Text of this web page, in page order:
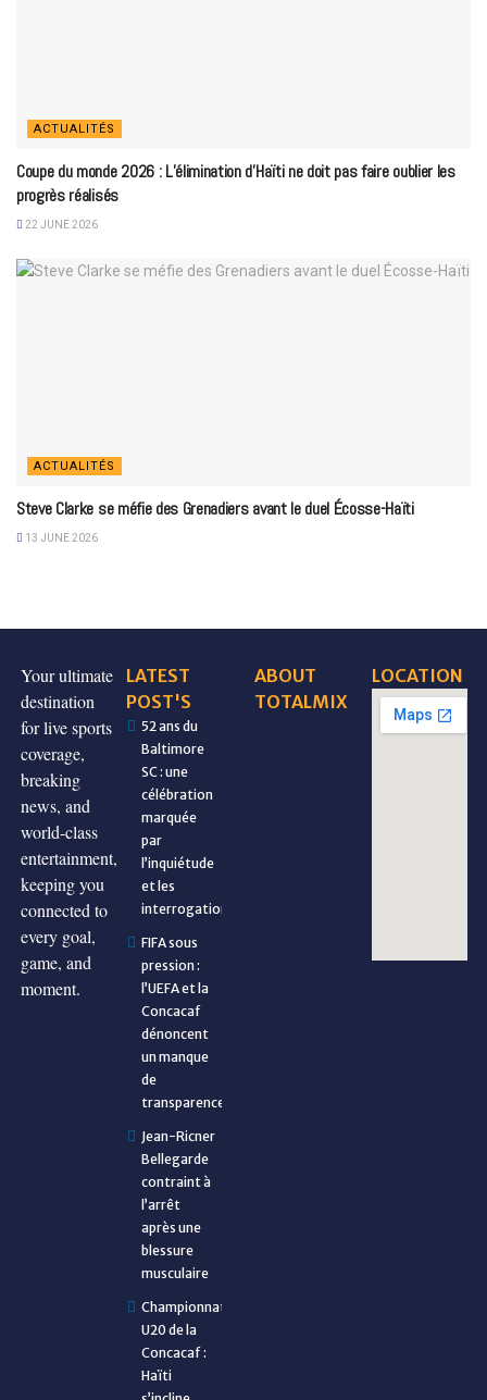
ACTUALITÉS
Coupe du monde 2026 : L’élimination d’Haïti ne doit pas faire oublier les
progrès réalisés
22 JUNE 2026
ACTUALITÉS
Steve Clarke se méfie des Grenadiers avant le duel Écosse-Haïti
13 JUNE 2026
Your ultimate
destination
for live sports
coverage,
breaking
news, and
world-class
entertainment,
keeping you
connected to
every goal,
game, and
moment.
LATEST
POST'S
52 ans du
Baltimore
SC : une
célébration
marquée
par
l’inquiétude
et les
interrogations
FIFA sous
pression :
l’UEFA et la
Concacaf
dénoncent
un manque
de
transparence
Jean-Ricner
Bellegarde
contraint à
l’arrêt
après une
blessure
musculaire
Championnat
U20 de la
Concacaf :
Haïti
ABOUT
TOTALMIX
LOCATION